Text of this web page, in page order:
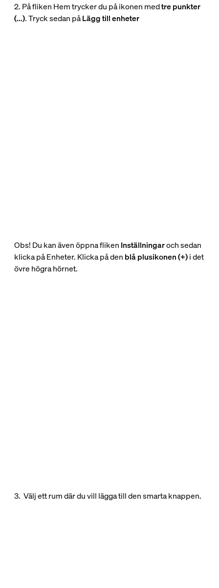
2. På fliken Hem trycker du på ikonen medtre punkter
(...). Tryck sedan påLägg till enheter
Obs! Du kan även öppna fliken Inställningaroch sedan
klicka på Enheter. Klicka på den blå plusikonen (+)i det
övre högra hörnet.
3. Välj ett rum där du vill lägga till den smarta knappen.